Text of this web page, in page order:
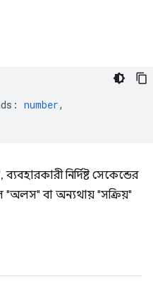
: number,
নির্দিষ্ট সেকেন্ডের
বা অন্যথায় "সক্রিয়"